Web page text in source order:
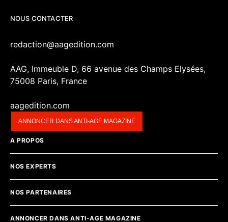
NOUS CONTACTER
redaction@aagedition.com
AAG, Immeuble D, 66 avenue des Champs Elysées,
75008 Paris, France
aagedition.com
ANNONCER DANS ANTI-AGE MAGAZINE
A PROPOS
NOS EXPERTS
NOS PARTENAIRES
ANNONCER DANS ANTI-AGE MAGAZINE